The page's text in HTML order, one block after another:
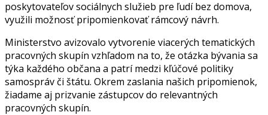
poskytovateľov sociálnych služieb pre ľudí bez domova,
využili možnosť pripomienkovať rámcový návrh.
Ministerstvo avizovalo vytvorenie viacerých tematických
pracovných skupín vzhľadom na to, že otázka bývania sa
týka každého občana a patrí medzi kľúčové politiky
samospráv či štátu. Okrem zaslania našich pripomienok,
žiadame aj prizvanie zástupcov do relevantných
pracovných skupín.